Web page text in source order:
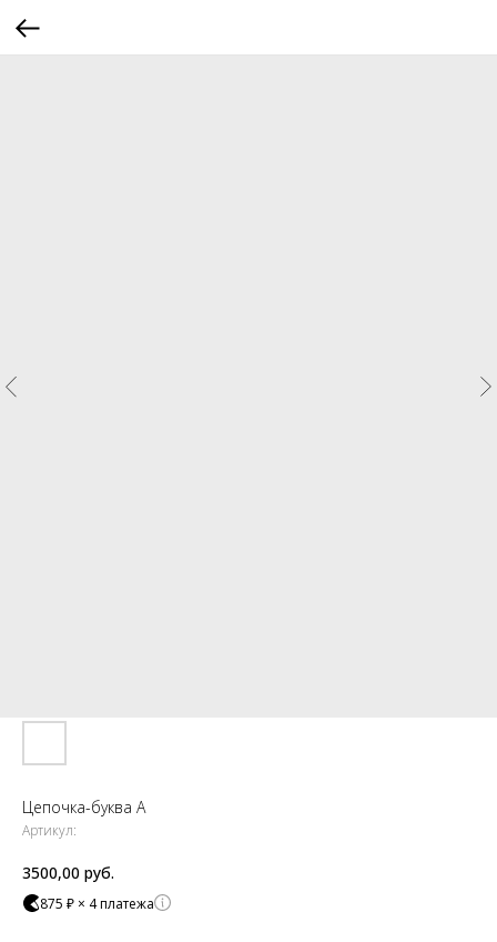
Цепочка-буква А
Артикул:
3500,00 руб.
875 ₽ × 4 платежа